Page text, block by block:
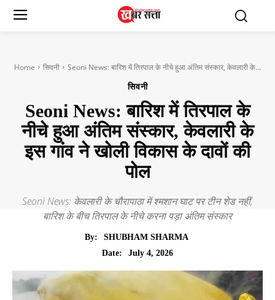
Home सिवनी Seoni News: बारिश में तिरपाल के नीचे हुआ अंतिम संस्कार, केवलारी के...
सिवनी
Seoni News: बारिश में तिरपाल के
नीचे हुआ अंतिम संस्कार, केवलारी के
इस गांव ने खोली विकास के दावों की
पोल
Seoni News: केवलारी के चौरापाठा में श्मशान घाट पर टीन शेड नहीं,
बारिश के बीच तिरपाल के नीचे करना पड़ा अंतिम संस्कार
By:
SHUBHAM SHARMA
Date:
July 4, 2026